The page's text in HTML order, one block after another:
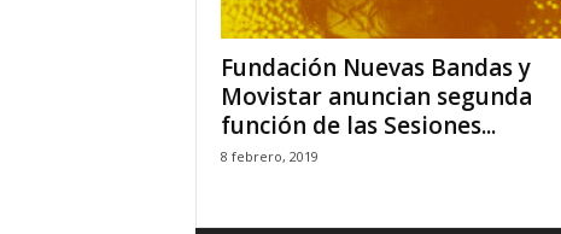
Fundación Nuevas Bandas y
Movistar anuncian segunda
función de las Sesiones...
8 febrero, 2019